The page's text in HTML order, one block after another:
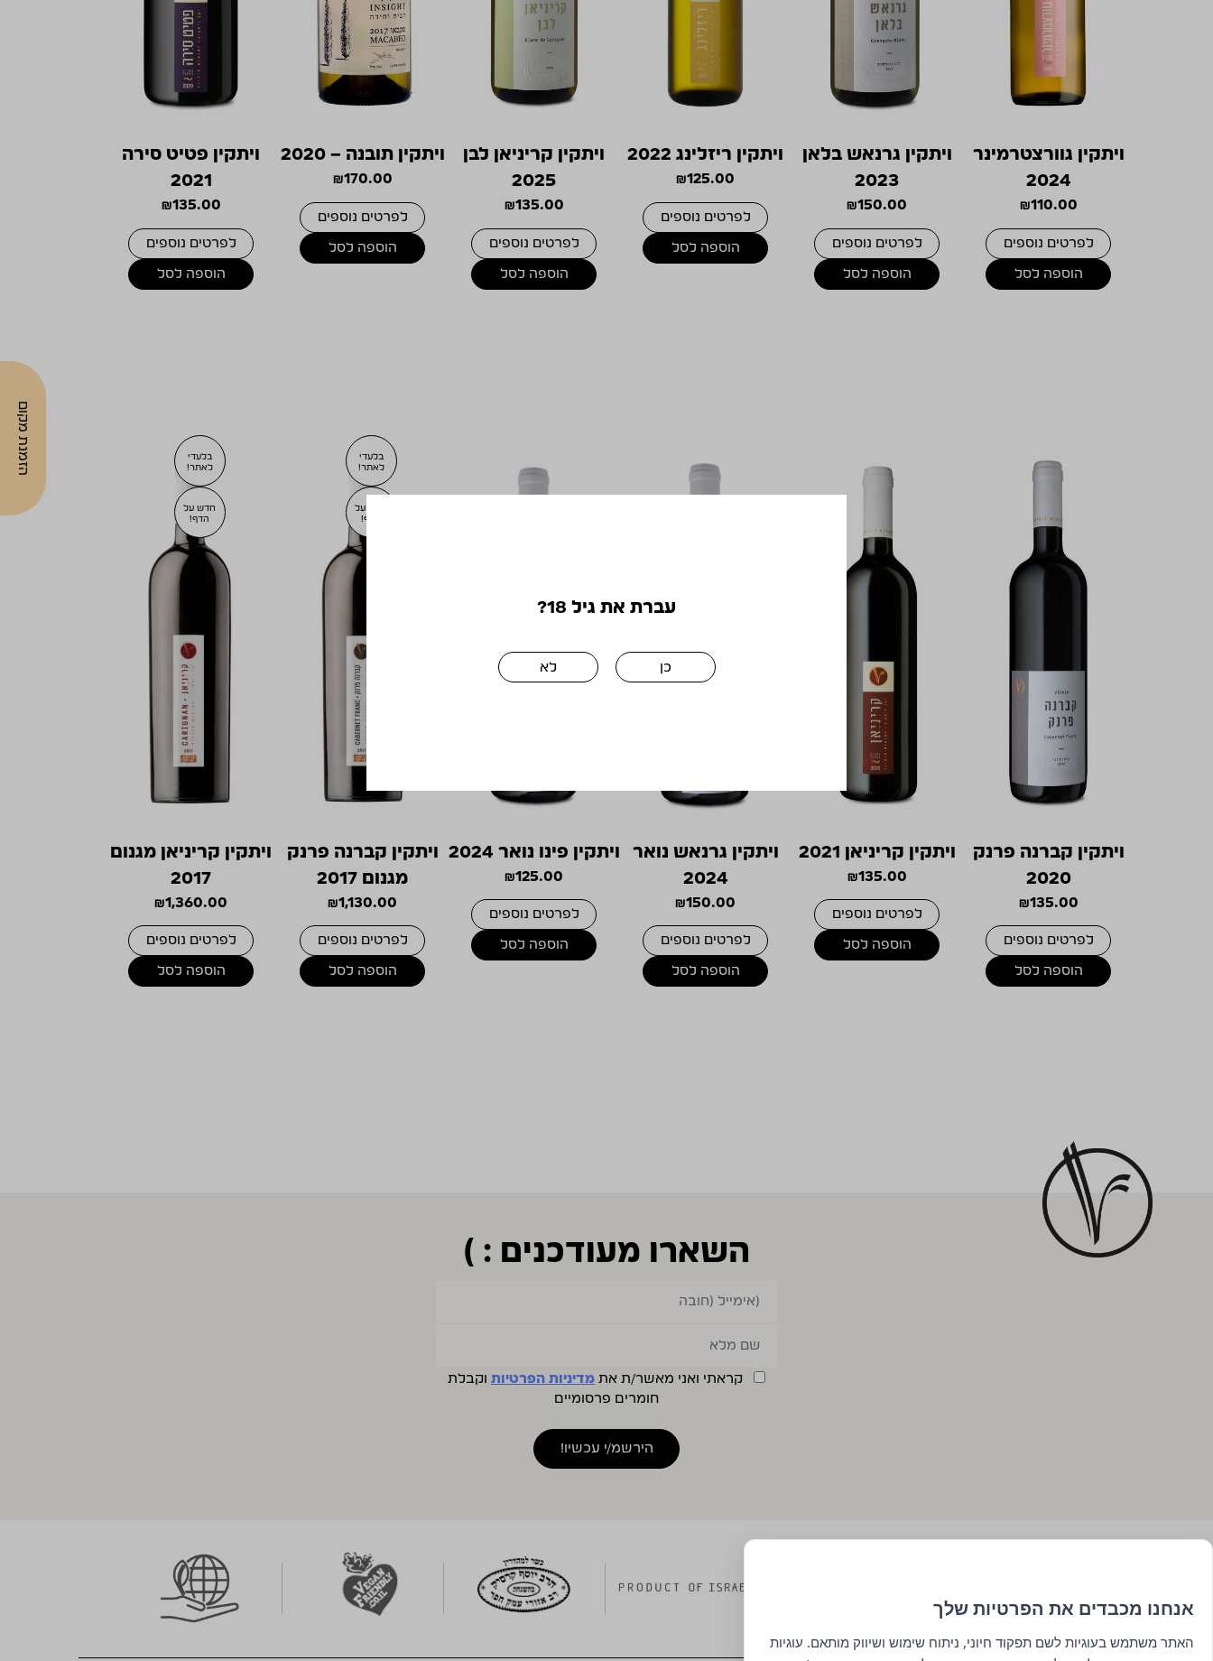
עברת את גיל 18?
כן לא
הזמנת מקום
ויתקין גוורצטרמינר
2024
₪110.00
לפרטים נוספים
הוספה לסל
ויתקין גרנאש בלאן
2023
₪150.00
לפרטים נוספים
הוספה לסל
ויתקין ריזלינג 2022
₪125.00
לפרטים נוספים
הוספה לסל
ויתקין קריניאן לבן
2025
₪135.00
לפרטים נוספים
הוספה לסל
ויתקין תובנה – 2020
₪170.00
לפרטים נוספים
הוספה לסל
ויתקין פטיט סירה
2021
₪135.00
לפרטים נוספים
הוספה לסל
ויתקין קברנה פרנק
2020
₪135.00
לפרטים נוספים
הוספה לסל
ויתקין קריניאן 2021
₪135.00
לפרטים נוספים
הוספה לסל
ויתקין גרנאש נואר
2024
₪150.00
לפרטים נוספים
הוספה לסל
ויתקין פינו נואר 2024
₪125.00
לפרטים נוספים
הוספה לסל
בלעדי
לאתר!
חדש על
הדף!
ויתקין קברנה פרנק
מגנום 2017
₪1,130.00
לפרטים נוספים
הוספה לסל
בלעדי
לאתר!
חדש על
הדף!
ויתקין קריניאן מגנום
2017
₪1,360.00
לפרטים נוספים
הוספה לסל
השארו מעודכנים : )
קראתי ואני מאשר/ת את מדיניות הפרטיותוקבלת
חומרים פרסומיים
אנחנו מכבדים את הפרטיות שלך
האתר משתמש בעוגיות לשם תפקוד חיוני, ניתוח שימוש ושיווק מותאם. עוגיות